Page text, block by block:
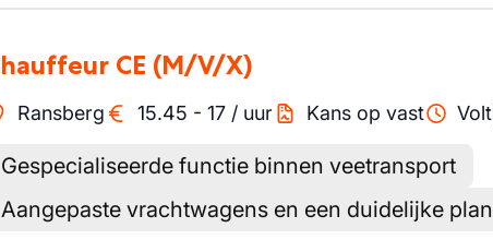
Chauffeur CE (M/V/X)
Ransberg 15.45 - 17 / uur Kans op vast
Gespecialiseerde functie binnen veetransport
Aangepaste vrachtwagens en een duidelijke